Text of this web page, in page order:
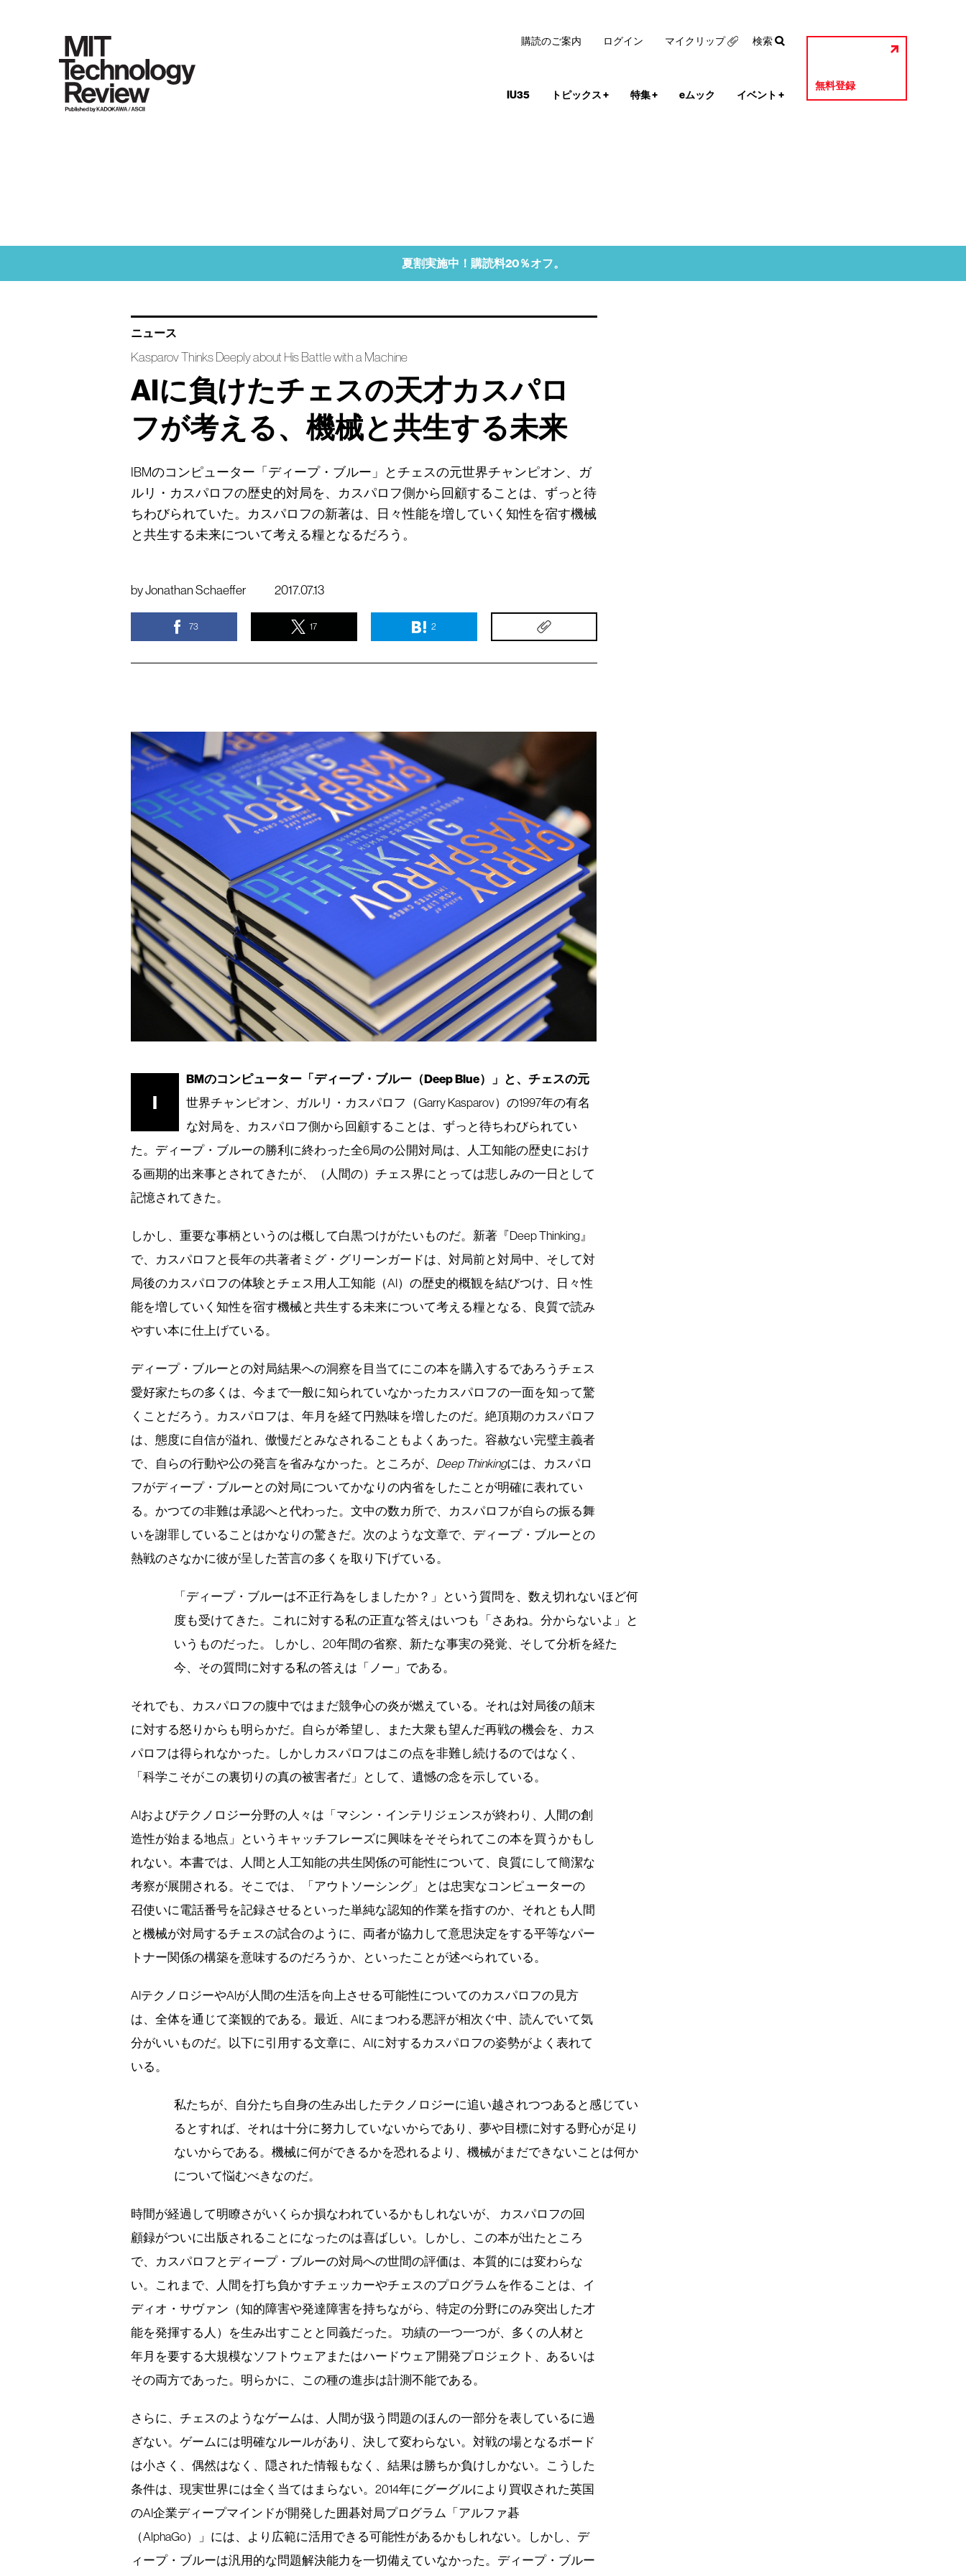
IU35 トピックス+ 特集+ eムック イベント +
無料登録
購読のご案内 ログイン マイクリップ 検索
夏割実施中！購読料20％オフ。
ニュース
Kasparov Thinks Deeply about His Battle with a Machine
AIに負けたチェスの天才カスパロ
フが考える、機械と共生する未来
IBMのコンピューター「ディープ・ブルー」とチェスの元世界チャンピオン、ガ
ルリ・カスパロフの歴史的対局を、カスパロフ側から回顧することは、ずっと待
ちわびられていた。カスパロフの新著は、日々性能を増していく知性を宿す機械
と共生する未来について考える糧となるだろう。
byJonathan Schaeffer 2017.07.13
73 17 2
I
BMのコンピューター「ディープ・ブルー（Deep Blue）」と、チェスの元
世界チャンピオン、ガルリ・カスパロフ（Garry Kasparov）の1997年の有名
な対局を、カスパロフ側から回顧することは、ずっと待ちわびられてい
た。ディープ・ブルーの勝利に終わった全6局の公開対局は、人工知能の歴史におけ
る画期的出来事とされてきたが、（人間の）チェス界にとっては悲しみの一日として
記憶されてきた。
しかし、重要な事柄というのは概して白黒つけがたいものだ。新著『Deep Thinking』
で、カスパロフと長年の共著者ミグ・グリーンガードは、対局前と対局中、そして対
局後のカスパロフの体験とチェス用人工知能（AI）の歴史的概観を結びつけ、日々性
能を増していく知性を宿す機械と共生する未来について考える糧となる、良質で読み
やすい本に仕上げている。
ディープ・ブルーとの対局結果への洞察を目当てにこの本を購入するであろうチェス
愛好家たちの多くは、今まで一般に知られていなかったカスパロフの一面を知って驚
くことだろう。カスパロフは、年月を経て円熟味を増したのだ。絶頂期のカスパロフ
は、態度に自信が溢れ、傲慢だとみなされることもよくあった。容赦ない完璧主義者
で、自らの行動や公の発言を省みなかった。ところが、 Deep Thinkingには、カスパロ
フがディープ・ブルーとの対局についてかなりの内省をしたことが明確に表れてい
る。かつての非難は承認へと代わった。文中の数カ所で、カスパロフが自らの振る舞
いを謝罪していることはかなりの驚きだ。次のような文章で、ディープ・ブルーとの
熱戦のさなかに彼が呈した苦言の多くを取り下げている。
「ディープ・ブルーは不正行為をしましたか？」という質問を、数え切れないほど何
度も受けてきた。これに対する私の正直な答えはいつも「さあね。分からないよ」と
いうものだった。 しかし、20年間の省察、新たな事実の発覚、そして分析を経た
今、その質問に対する私の答えは「ノー」である。
それでも、カスパロフの腹中ではまだ競争心の炎が燃えている。それは対局後の顛末
に対する怒りからも明らかだ。自らが希望し、また大衆も望んだ再戦の機会を、カス
パロフは得られなかった。しかしカスパロフはこの点を非難し続けるのではなく、
「科学こそがこの裏切りの真の被害者だ」として、遺憾の念を示している。
AIおよびテクノロジー分野の人々は「マシン・インテリジェンスが終わり、人間の創
造性が始まる地点」というキャッチフレーズに興味をそそられてこの本を買うかもし
れない。本書では、人間と人工知能の共生関係の可能性について、良質にして簡潔な
考察が展開される。そこでは、「アウトソーシング」 とは忠実なコンピューターの
召使いに電話番号を記録させるといった単純な認知的作業を指すのか、それとも人間
と機械が対局するチェスの試合のように、両者が協力して意思決定をする平等なパー
トナー関係の構築を意味するのだろうか、といったことが述べられている。
AIテクノロジーやAIが人間の生活を向上させる可能性についてのカスパロフの見方
は、全体を通じて楽観的である。最近、AIにまつわる悪評が相次ぐ中、読んでいて気
分がいいものだ。以下に引用する文章に、AIに対するカスパロフの姿勢がよく表れて
いる。
私たちが、自分たち自身の生み出したテクノロジーに追い越されつつあると感じてい
るとすれば、それは十分に努力していないからであり、夢や目標に対する野心が足り
ないからである。機械に何ができるかを恐れるより、機械がまだできないことは何か
について悩むべきなのだ。
時間が経過して明瞭さがいくらか損なわれているかもしれないが、 カスパロフの回
顧録がついに出版されることになったのは喜ばしい。しかし、この本が出たところ
で、カスパロフとディープ・ブルーの対局への世間の評価は、本質的には変わらな
い。これまで、人間を打ち負かすチェッカーやチェスのプログラムを作ることは、イ
ディオ・サヴァン（知的障害や発達障害を持ちながら、特定の分野にのみ突出した才
能を発揮する人）を生み出すことと同義だった。 功績の一つ一つが、多くの人材と
年月を要する大規模なソフトウェアまたはハードウェア開発プロジェクト、あるいは
その両方であった。明らかに、この種の進歩は計測不能である。
さらに、チェスのようなゲームは、人間が扱う問題のほんの一部分を表しているに過
ぎない。ゲームには明確なルールがあり、決して変わらない。対戦の場となるボード
は小さく、偶然はなく、隠された情報もなく、結果は勝ちか負けしかない。こうした
条件は、現実世界には全く当てはまらない。2014年にグーグルにより買収された英国
のAI企業ディープマインドが開発した囲碁対局プログラム「アルファ碁
（AlphaGo）」には、より広範に活用できる可能性があるかもしれない。しかし、デ
ィープ・ブルーは汎用的な問題解決能力を一切備えていなかった。ディープ・ブルー